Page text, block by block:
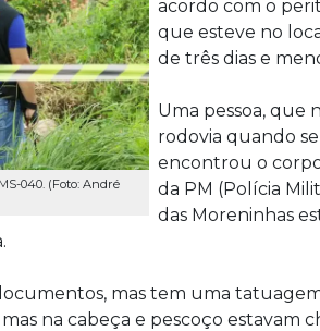
040. (Foto: André
acordo com o
que esteve no
de três dias e
Uma pessoa, que
rodovia quando
encontrou o
da PM (Polícia
das Moreninhas
mas tem uma
na cabeça e pescoço estavam